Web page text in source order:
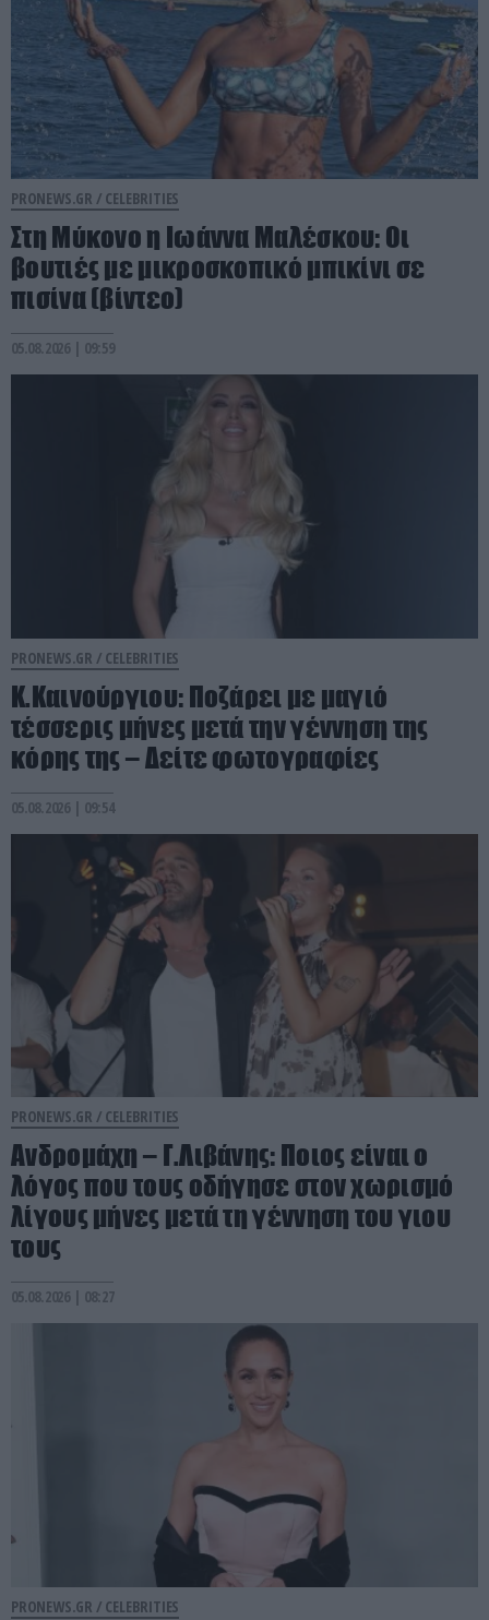
PRONEWS.GR / CELEBRITIES
Στη Μύκονο η Ιωάννα Μαλέσκου: Οι
βουτιές με μικροσκοπικό μπικίνι σε
πισίνα (βίντεο)
05.08.2026 | 09:59
PRONEWS.GR / CELEBRITIES
Κ.Καινούργιου: Ποζάρει με μαγιό
τέσσερις μήνες μετά την γέννηση της
κόρης της – Δείτε φωτογραφίες
05.08.2026 | 09:54
PRONEWS.GR / CELEBRITIES
Ανδρομάχη – Γ.Λιβάνης: Ποιος είναι ο
λόγος που τους οδήγησε στον χωρισμό
λίγους μήνες μετά τη γέννηση του γιου
τους
05.08.2026 | 08:27
PRONEWS.GR / CELEBRITIES